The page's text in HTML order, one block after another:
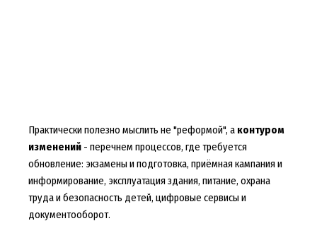
Практически полезно мыслить не "реформой", а контуром
изменений- перечнем процессов, где требуется
обновление: экзамены и подготовка, приёмная кампания и
информирование, эксплуатация здания, питание, охрана
труда и безопасность детей, цифровые сервисы и
документооборот.